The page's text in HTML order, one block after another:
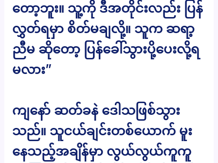
တော့ဘူး။ သူ့ကို ဒီအတိုင်းလည်း ပြန်
လွှတ်ရမှာ စိတ်မချလို့။ သူက ဆရာ့
ညီမ ဆိုတော့ ပြန်ခေါ်သွားပို့ပေးလို့ရ
မလား”
ကျနော် ဆတ်ခနဲ ဒေါသဖြစ်သွား
သည်။ သူငယ်ချင်းတစ်ယောက် မူး
နေသည့်အချိန်မှာ လွယ်လွယ်ကူကူ